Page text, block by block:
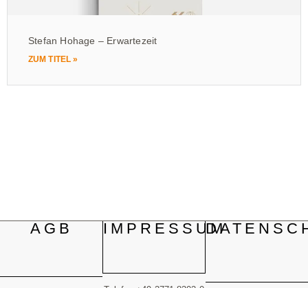
Stefan Hohage – Erwartezeit
ZUM TITEL »
AGB IMPRESSUM